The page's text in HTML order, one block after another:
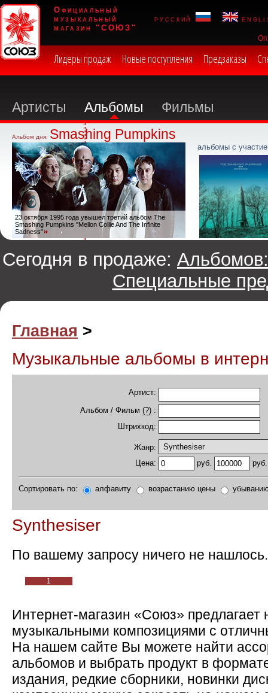
Официальный
музыкальный
магазин "СОЮЗ"
русский
Лидеры продаж Новые поступления Предзаказы
Артисты Альбомы Фильмы
Альбом дня: Smashing Pumpkins
23 октября 1995 года увышел третий альбом The
Smashing Pumpkins "Mellon Collie And The Infinite
Sadness"
альбомы с
Сегодня в продаже: Альбомов:
Специальные
Главная >
Музыкальные альбомы в
Артист:
Альбом / Фильм (?) :
Штрихкод:
Жанр:
Цена:
руб. руб.
Сортировать по: алфавиту возрастанию цены
Synthesiser
По вашему запросу ничего не нашлось.
1
Интернет-магазин «Союз» предлагает
музыкальными композициями с
На нашем сайте Вы можете найти
альбомов и выбрать продукт в
издания, редкие сборники, новинки